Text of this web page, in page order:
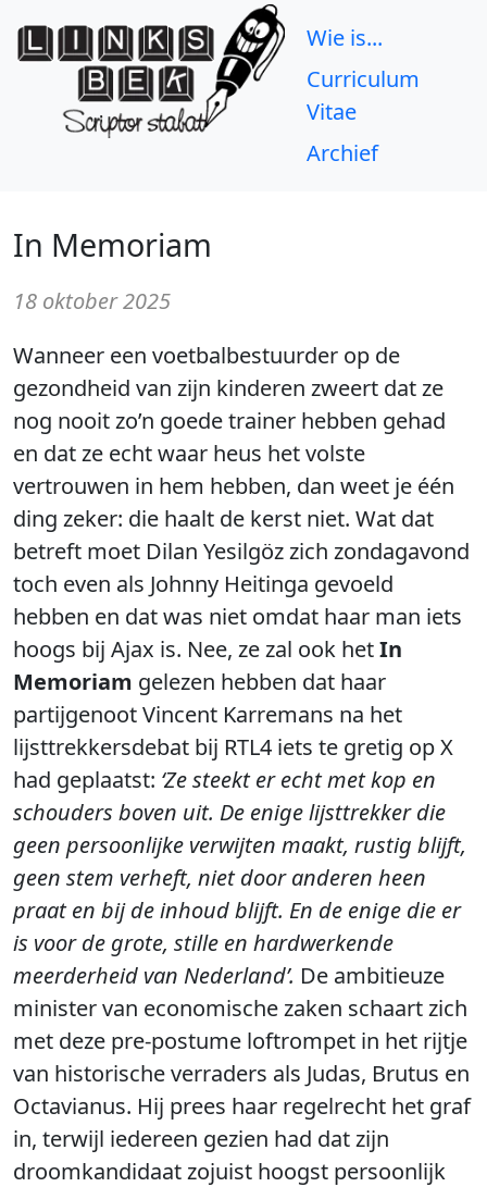
Wie is...
Curriculum
Vitae
Archief
In Memoriam
18 oktober 2025
Wanneer een voetbalbestuurder op de
gezondheid van zijn kinderen zweert dat ze
nog nooit zo’n goede trainer hebben gehad
en dat ze echt waar heus het volste
vertrouwen in hem hebben, dan weet je één
ding zeker: die haalt de kerst niet. Wat dat
betreft moet Dilan Yesilgöz zich zondagavond
toch even als Johnny Heitinga gevoeld
hebben en dat was niet omdat haar man iets
hoogs bij Ajax is. Nee, ze zal ook hetIn
Memoriam gelezen hebben dat haar
partijgenoot Vincent Karremans na het
lijsttrekkersdebat bij RTL4 iets te gretig op X
had geplaatst: ‘Ze steekt er echt met kop en
schouders boven uit. De enige lijsttrekker die
geen persoonlijke verwijten maakt, rustig blijft,
geen stem verheft, niet door anderen heen
praat en bij de inhoud blijft. En de enige die er
is voor de grote, stille en hardwerkende
meerderheid van Nederland’. De ambitieuze
minister van economische zaken schaart zich
met deze pre-postume loftrompet in het rijtje
van historische verraders als Judas, Brutus en
Octavianus. Hij prees haar regelrecht het graf
in, terwijl iedereen gezien had dat zijn
droomkandidaat zojuist hoogst persoonlijk